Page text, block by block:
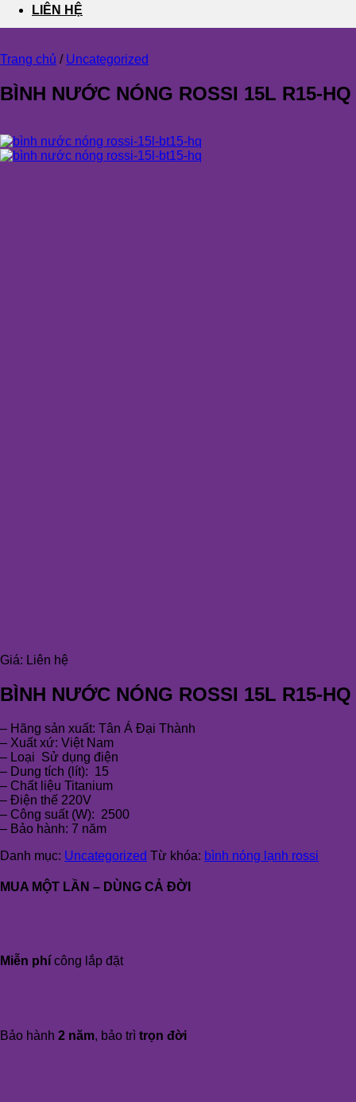
LIÊN HỆ
Trang chủ / Uncategorized
BÌNH NƯỚC NÓNG ROSSI 15L R15-HQ
Giá: Liên hệ
BÌNH NƯỚC NÓNG ROSSI 15L R15-HQ
– Hãng sản xuất: Tân Á Đại Thành
– Xuất xứ: Việt Nam
– Loại Sử dụng điện
– Dung tích (lít): 15
– Chất liệu Titanium
– Điện thế 220V
– Công suất (W): 2500
– Bảo hành: 7 năm
Danh mục: Uncategorized Từ khóa: bình nóng lạnh rossi
MUA MỘT LẦN – DÙNG CẢ ĐỜI
Miễn phí công lắp đặt
Bảo hành 2 năm, bảo trì trọn đời